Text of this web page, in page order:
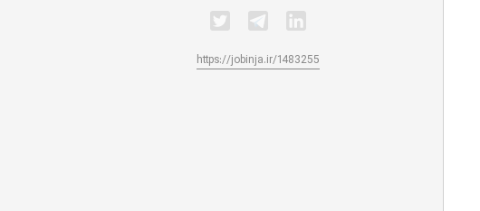
https://jobinja.ir/1483255